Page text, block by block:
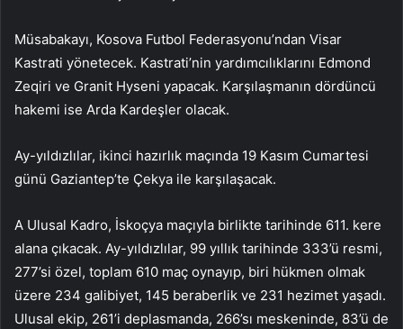
Müsabakayı, Kosova Futbol Federasyonu’ndan Visar
Kastrati yönetecek. Kastrati’nin yardımcılıklarını Edmond
Zeqiri ve Granit Hyseni yapacak. Karşılaşmanın dördüncü
hakemi ise Arda Kardeşler olacak.
Ay-yıldızlılar, ikinci hazırlık maçında 19 Kasım Cumartesi
günü Gaziantep’te Çekya ile karşılaşacak.
A Ulusal Kadro, İskoçya maçıyla birlikte tarihinde 611. kere
alana çıkacak. Ay-yıldızlılar, 99 yıllık tarihinde 333’ü resmi,
277’si özel, toplam 610 maç oynayıp, biri hükmen olmak
üzere 234 galibiyet, 145 beraberlik ve 231 hezimet yaşadı.
Ulusal ekip, 261’i deplasmanda, 266’sı meskeninde, 83’ü de